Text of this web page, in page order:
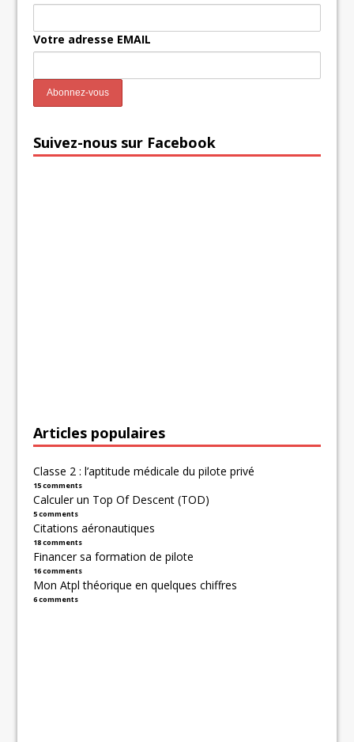
Votre adresse EMAIL
Suivez-nous sur Facebook
Articles populaires
Classe 2 : l’aptitude médicale du pilote privé
15 comments
Calculer un Top Of Descent (TOD)
5 comments
Citations aéronautiques
18 comments
Financer sa formation de pilote
16 comments
Mon Atpl théorique en quelques chiffres
6 comments